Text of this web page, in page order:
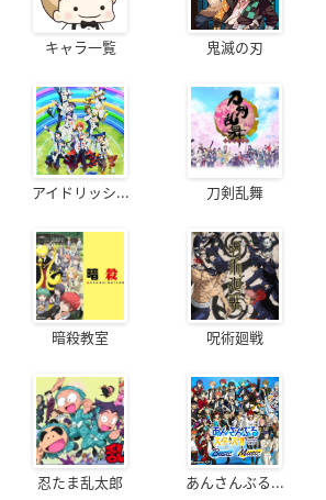
キャラ一覧 鬼滅の刃
アイドリッシ... 刀剣乱舞
暗殺教室 呪術廻戦
忍たま乱太郎 あんさんぶる...